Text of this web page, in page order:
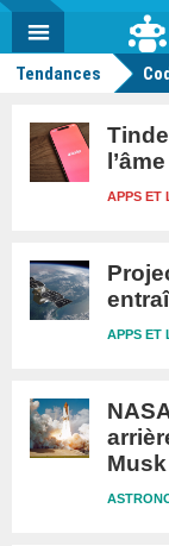
Actu
geek
MENU
Tendances
APPS ET
APPS ET